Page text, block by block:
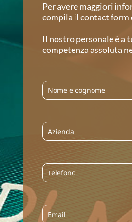
Per avere maggiori
compila il contact form
Il nostro personale è a
competenza assoluta